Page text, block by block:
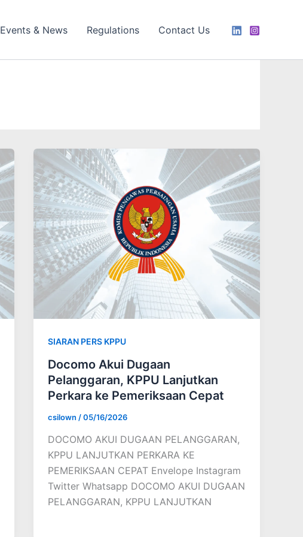
Events & News Regulations Contact Us
SIARAN PERS KPPU
Docomo Akui Dugaan
Pelanggaran, KPPU Lanjutkan
Perkara ke Pemeriksaan Cepat
csilown /05/16/2026
DOCOMO AKUI DUGAAN PELANGGARAN,
KPPU LANJUTKAN PERKARA KE
PEMERIKSAAN CEPAT Envelope Instagram
Twitter Whatsapp DOCOMO AKUI DUGAAN
PELANGGARAN, KPPU LANJUTKAN